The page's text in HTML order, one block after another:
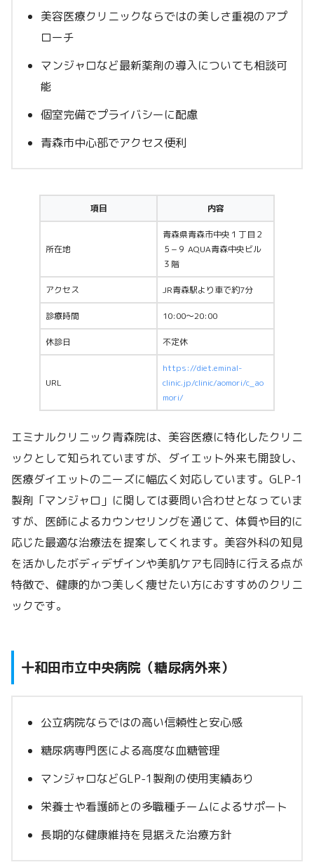
美容医療クリニックならではの美しさ重視のアプ
ローチ
マンジャロなど最新薬剤の導入についても相談可
能
個室完備でプライバシーに配慮
青森市中心部でアクセス便利
項目 内容
所在地
青森県青森市中央１丁目２
５−９ AQUA青森中央ビル
３階
アクセス JR青森駅より車で約7分
診療時間 10:00〜20:00
休診日 不定休
URL
https://diet.eminal-
clinic.jp/clinic/aomori/c_ao
mori/
エミナルクリニック青森院は、美容医療に特化したクリニ
ックとして知られていますが、ダイエット外来も開設し、
医療ダイエットのニーズに幅広く対応しています。GLP-1
製剤「マンジャロ」に関しては要問い合わせとなっていま
すが、医師によるカウンセリングを通じて、体質や目的に
応じた最適な治療法を提案してくれます。美容外科の知見
を活かしたボディデザインや美肌ケアも同時に行える点が
特徴で、健康的かつ美しく痩せたい方におすすめのクリニ
ックです。
十和田市立中央病院（糖尿病外来）
公立病院ならではの高い信頼性と安心感
糖尿病専門医による高度な血糖管理
マンジャロなどGLP-1製剤の使用実績あり
栄養士や看護師との多職種チームによるサポート
長期的な健康維持を見据えた治療方針